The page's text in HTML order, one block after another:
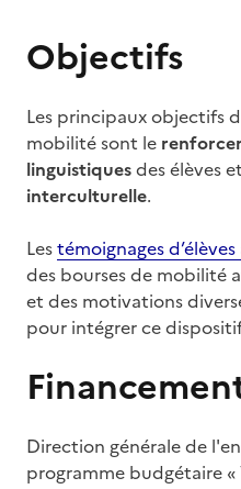
Objectifs
Les principaux objectifs
mobilité sont le
linguistiquesdes élèves
interculturelle.
Lestémoignages
des bourses de mobilité
et des motivations
pour intégrer ce
Direction générale de
programme budgétaire «